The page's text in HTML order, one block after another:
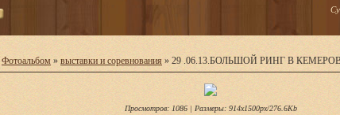
Фотоальбом » выставки и соревнования » 29 .06.13.БОЛЬШОЙ РИНГ В
Просмотров: 1086 | Размеры: 914x1500px/276.6Kb